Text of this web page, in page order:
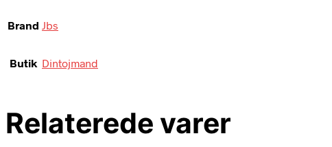
Brand Jbs
Butik Dintojmand
Relaterede varer